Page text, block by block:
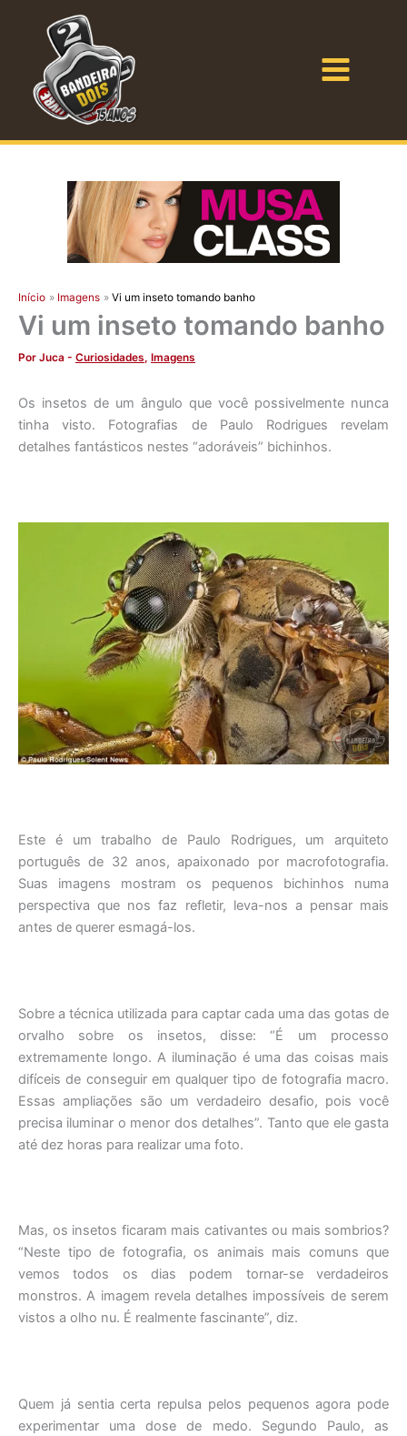
conteúdo
Início Imagens Vi um inseto tomando banho
Vi um inseto tomando banho
Por Juca - Curiosidades, Imagens
Os insetos de um ângulo que você possivelmente nunca
tinha visto. Fotografias de Paulo Rodrigues revelam
detalhes fantásticos nestes “adoráveis” bichinhos.
Este é um trabalho de Paulo Rodrigues, um arquiteto
português de 32 anos, apaixonado por macrofotografia.
Suas imagens mostram os pequenos bichinhos numa
perspectiva que nos faz refletir, leva-nos a pensar mais
antes de querer esmagá-los.
Sobre a técnica utilizada para captar cada uma das gotas de
orvalho sobre os insetos, disse: “É um processo
extremamente longo. A iluminação é uma das coisas mais
difíceis de conseguir em qualquer tipo de fotografia macro.
Essas ampliações são um verdadeiro desafio, pois você
precisa iluminar o menor dos detalhes”. Tanto que ele gasta
até dez horas para realizar uma foto.
Mas, os insetos ficaram mais cativantes ou mais sombrios?
“Neste tipo de fotografia, os animais mais comuns que
vemos todos os dias podem tornar-se verdadeiros
monstros. A imagem revela detalhes impossíveis de serem
vistos a olho nu. É realmente fascinante”, diz.
Quem já sentia certa repulsa pelos pequenos agora pode
experimentar uma dose de medo. Segundo Paulo, as